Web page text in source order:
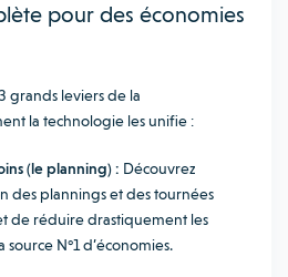
pour des économies
grands leviers de la
la technologie les unifie :
(le planning) : Découvrez
des plannings et des tournées
de réduire drastiquement les
N°1 d’économies.